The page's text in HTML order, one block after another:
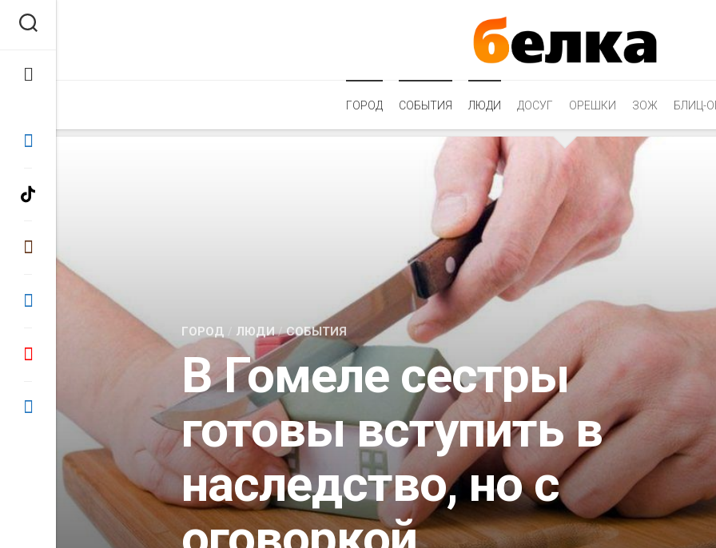
ГОРОД СОБЫТИЯ ЛЮДИ ДОСУГ ОРЕШКИ ЗОЖ БЛИЦ-
ГОРОД ЛЮДИ/СОБЫТИЯ
В Гомеле сестры
готовы вступить в
наследство, но с